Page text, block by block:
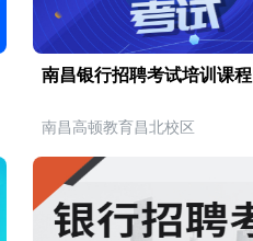
南昌银行招聘考试培训课程
南昌高顿教育昌北校区